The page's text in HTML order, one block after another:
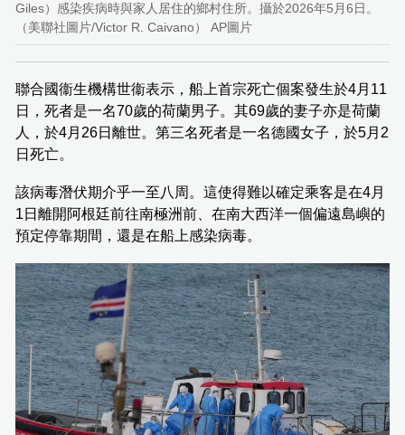
Giles）感染疾病時與家人居住的鄉村住所。攝於2026年5月6日。
（美聯社圖片/Victor R. Caivano） AP圖片
聯合國衞生機構世衞表示，船上首宗死亡個案發生於4月11
日，死者是一名70歲的荷蘭男子。其69歲的妻子亦是荷蘭
人，於4月26日離世。第三名死者是一名德國女子，於5月2
日死亡。
該病毒潛伏期介乎一至八周。這使得難以確定乘客是在4月
1日離開阿根廷前往南極洲前、在南大西洋一個偏遠島嶼的
預定停靠期間，還是在船上感染病毒。